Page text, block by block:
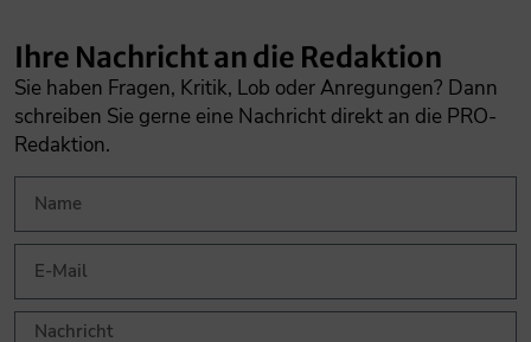
Ihre Nachricht an die Redaktion
Sie haben Fragen, Kritik, Lob oder Anregungen? Dann
schreiben Sie gerne eine Nachricht direkt an die PRO-
Redaktion.